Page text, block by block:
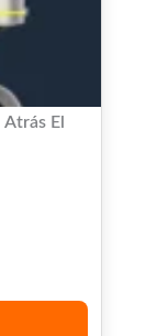
El